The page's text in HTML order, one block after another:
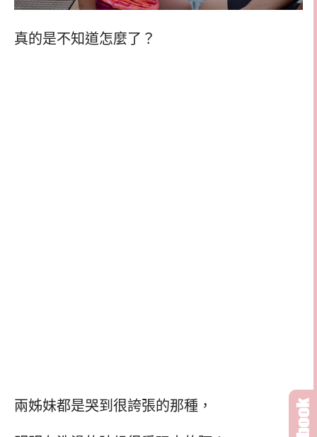
真的是不知道怎麼了？
兩姊妹都是哭到很誇張的那種，